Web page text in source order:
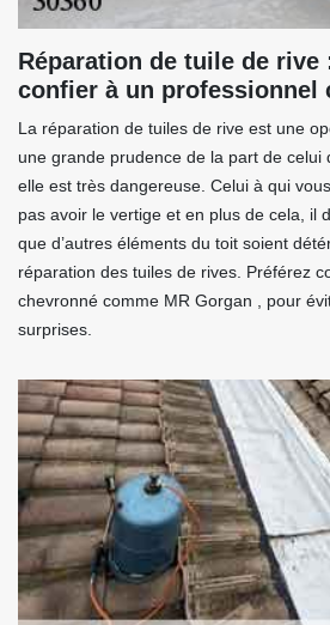
Réparation de tuile de rive
confier à un professionnel
La réparation de tuiles de rive est une
une grande prudence de la part de celui
elle est très dangereuse. Celui à qui
pas avoir le vertige et en plus de cela, il
que d’autres éléments du toit soient
réparation des tuiles de rives. Préférez
chevronné comme MR Gorgan , pour
surprises.